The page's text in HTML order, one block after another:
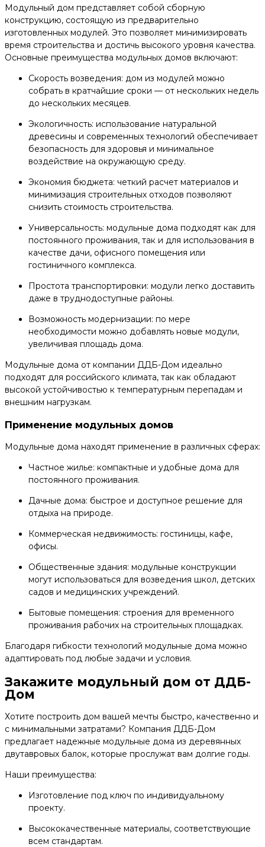
Модульный дом представляет собой сборную
конструкцию, состоящую из предварительно
изготовленных модулей. Это позволяет минимизировать
время строительства и достичь высокого уровня качества.
Основные преимущества модульных домов включают:
Скорость возведения: дом из модулей можно
собрать в кратчайшие сроки — от нескольких недель
до нескольких месяцев.
Экологичность: использование натуральной
древесины и современных технологий обеспечивает
безопасность для здоровья и минимальное
воздействие на окружающую среду.
Экономия бюджета: четкий расчет материалов и
минимизация строительных отходов позволяют
снизить стоимость строительства.
Универсальность: модульные дома подходят как для
постоянного проживания, так и для использования в
качестве дачи, офисного помещения или
гостиничного комплекса.
Простота транспортировки: модули легко доставить
даже в труднодоступные районы.
Возможность модернизации: по мере
необходимости можно добавлять новые модули,
увеличивая площадь дома.
Модульные дома от компании ДДБ-Дом идеально
подходят для российского климата, так как обладают
высокой устойчивостью к температурным перепадам и
внешним нагрузкам.
Применение модульных домов
Модульные дома находят применение в различных сферах:
Частное жилье: компактные и удобные дома для
постоянного проживания.
Дачные дома: быстрое и доступное решение для
отдыха на природе.
Коммерческая недвижимость: гостиницы, кафе,
офисы.
Общественные здания: модульные конструкции
могут использоваться для возведения школ, детских
садов и медицинских учреждений.
Бытовые помещения: строения для временного
проживания рабочих на строительных площадках.
Благодаря гибкости технологий модульные дома можно
адаптировать под любые задачи и условия.
Закажите модульный дом от ДДБ-
Дом
Хотите построить дом вашей мечты быстро, качественно и
с минимальными затратами? Компания ДДБ-Дом
предлагает надежные модульные дома из деревянных
двутавровых балок, которые прослужат вам долгие годы.
Наши преимущества:
Изготовление под ключ по индивидуальному
проекту.
Высококачественные материалы, соответствующие
всем стандартам.